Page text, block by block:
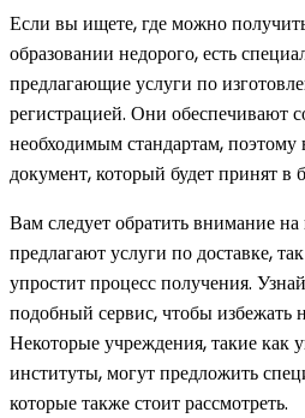
Если вы ищете, где можно
образовании недорого, есть
предлагающие услуги по
регистрацией. Они обеспечивают
необходимым стандартам,
документ, который будет принят в
Вам следует обратить внимание
предлагают услуги по доставке,
упростит процесс получения.
подобный сервис, чтобы избежать
Некоторые учреждения, такие как
институты, могут предложить
которые также стоит рассмотреть.